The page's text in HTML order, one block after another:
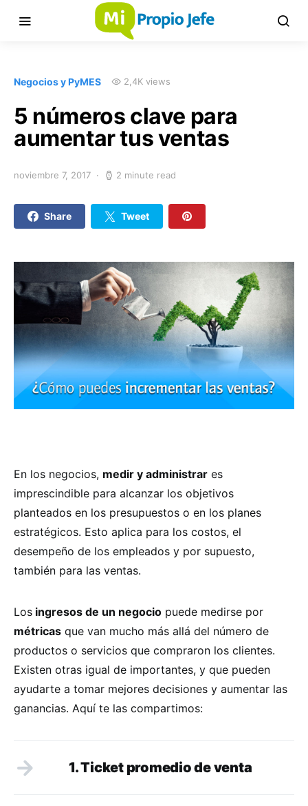
Negocios y PyMES 2,4K views
5 números clave para
aumentar tus ventas
noviembre 7, 2017 2 minute read
Share Tweet
En los negocios, medir y administrar es
imprescindible para alcanzar los objetivos
planteados en los presupuestos o en los planes
estratégicos. Esto aplica para los costos, el
desempeño de los empleados y por supuesto,
también para las ventas.
Los ingresos de un negocio puede medirse por
métricas que van mucho más allá del número de
productos o servicios que compraron los clientes.
Existen otras igual de importantes, y que pueden
ayudarte a tomar mejores decisiones y aumentar las
ganancias. Aquí te las compartimos:
1. Ticket promedio de venta